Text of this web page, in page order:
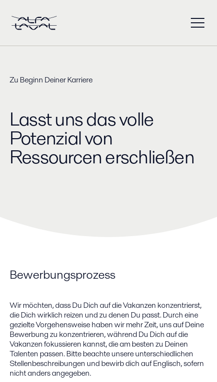
Zu Beginn Deiner Karriere
Lasst uns das volle
Potenzial von
Ressourcen erschließen
Bewerbungsprozess
Wir möchten, dass Du Dich auf die Vakanzen konzentrierst,
die Dich wirklich reizen und zu denen Du passt. Durch eine
gezielte Vorgehensweise haben wir mehr Zeit, uns auf Deine
Bewerbung zu konzentrieren, während Du Dich auf die
Vakanzen fokussieren kannst, die am besten zu Deinen
Talenten passen. Bitte beachte unsere unterschiedlichen
Stellenbeschreibungen und bewirb dich auf Englisch, sofern
nicht anders angegeben.